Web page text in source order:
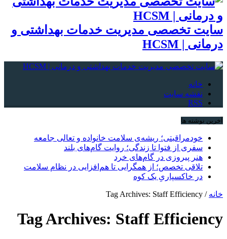
سایت تخصصی مدیریت خدمات بهداشتی و
درمانی | HCSM
خانه
نقشه سایت
RSS
آخرین نوشته ها
خودمراقبتی؛ ریشه‌ی سلامت خانواده و تعالی جامعه
سفری از فتوا تا زندگی؛ روایت گام‌های بلند
هنر پیروزی در گام‌های خرد
تلاقی تخصص؛ از همگرایی تا هم‌افزایی در نظام سلامت
در خاکسپاریِ یک کوه
خانه /
Tag Archives: Staff Efficiency
Tag Archives: Staff Efficiency